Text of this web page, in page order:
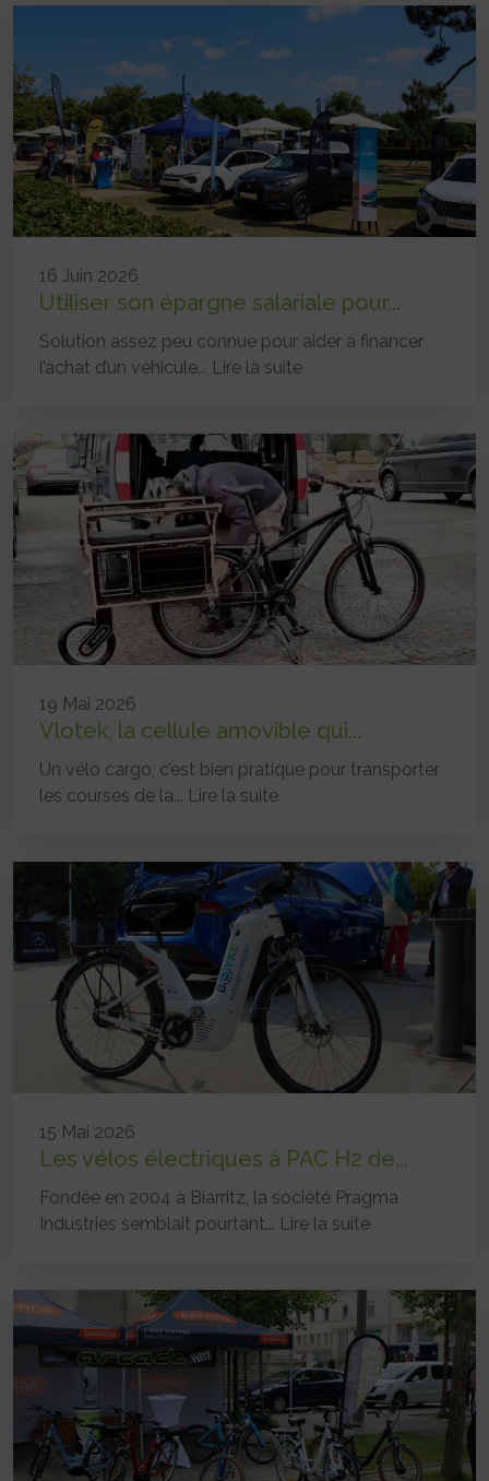
16 Juin 2026
Utiliser son épargne salariale pour...
Solution assez peu connue pour aider à financer
l’achat d’un véhicule... Lire la suite
19 Mai 2026
Vlotek, la cellule amovible qui...
Un vélo cargo, c’est bien pratique pour transporter
les courses de la... Lire la suite
15 Mai 2026
Les vélos électriques à PAC H2 de...
Fondée en 2004 à Biarritz, la société Pragma
Industries semblait pourtant... Lire la suite